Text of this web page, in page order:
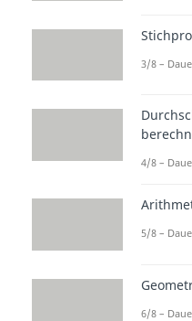
werden.
Man
der
also
Farbe.
das
3/8 –
4/8 –
5/8 –
6/8 –